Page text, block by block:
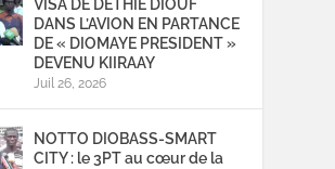
VISA DE DETHIE DIOUF
DANS L’AVION EN PARTANCE
DE « DIOMAYE PRESIDENT »
DEVENU KIIRAAY
Juil 26, 2026
NOTTO DIOBASS-SMART
CITY : le 3PT au cœur de la